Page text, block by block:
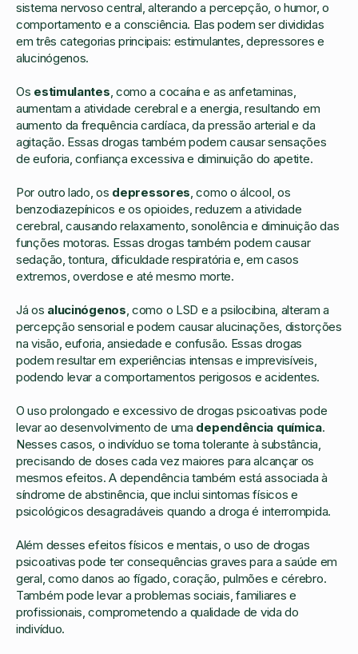
sistema nervoso central, alterando a percepção, o humor, o
comportamento e a consciência. Elas podem ser divididas
em três categorias principais: estimulantes, depressores e
alucinógenos.
Os estimulantes, como a cocaína e as anfetaminas,
aumentam a atividade cerebral e a energia, resultando em
aumento da frequência cardíaca, da pressão arterial e da
agitação. Essas drogas também podem causar sensações
de euforia, confiança excessiva e diminuição do apetite.
Por outro lado, os depressores, como o álcool, os
benzodiazepínicos e os opioides, reduzem a atividade
cerebral, causando relaxamento, sonolência e diminuição das
funções motoras. Essas drogas também podem causar
sedação, tontura, dificuldade respiratória e, em casos
extremos, overdose e até mesmo morte.
Já os alucinógenos, como o LSD e a psilocibina, alteram a
percepção sensorial e podem causar alucinações, distorções
na visão, euforia, ansiedade e confusão. Essas drogas
podem resultar em experiências intensas e imprevisíveis,
podendo levar a comportamentos perigosos e acidentes.
O uso prolongado e excessivo de drogas psicoativas pode
levar ao desenvolvimento de uma dependência química.
Nesses casos, o indivíduo se torna tolerante à substância,
precisando de doses cada vez maiores para alcançar os
mesmos efeitos. A dependência também está associada à
síndrome de abstinência, que inclui sintomas físicos e
psicológicos desagradáveis quando a droga é interrompida.
Além desses efeitos físicos e mentais, o uso de drogas
psicoativas pode ter consequências graves para a saúde em
geral, como danos ao fígado, coração, pulmões e cérebro.
Também pode levar a problemas sociais, familiares e
profissionais, comprometendo a qualidade de vida do
indivíduo.